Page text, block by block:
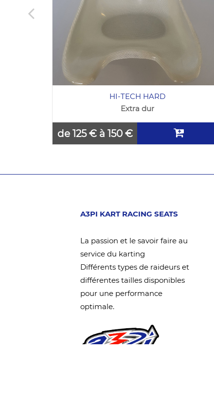
HI-TECH HARD
Extra dur
de 125 € à 150 €
A3PI KART RACING SEATS
La passion et le savoir faire au
service du karting
Différents types de raideurs et
différentes tailles disponibles
pour une performance
optimale.